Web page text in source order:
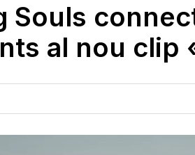
Souls
al nou clip